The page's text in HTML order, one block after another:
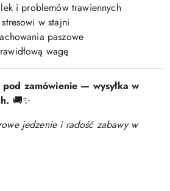
i problemów trawiennych
w stajni
paszowe
wagę
zamówienie — wysyłka w
🚚✨
jedzenie i radość zabawy w